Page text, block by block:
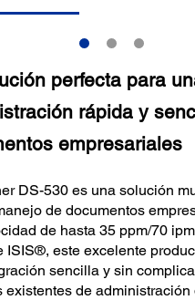
perfecta para
rápida y
empresariales
DS-530 es una solución
de documentos
de hasta 35 ppm/70 ipm
ISIS®, este excelente
sencilla y sin
existentes de administración